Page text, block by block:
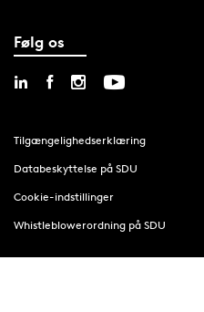
Følg os
Tilgængelighedserklæring
Databeskyttelse på SDU
Cookie-indstillinger
Whistleblowerordning på SDU